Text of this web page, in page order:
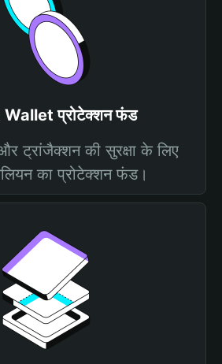
प्रोटेक्शन फंड
ट्रांजैक्शन की सुरक्षा के लिए
का प्रोटेक्शन फंड।